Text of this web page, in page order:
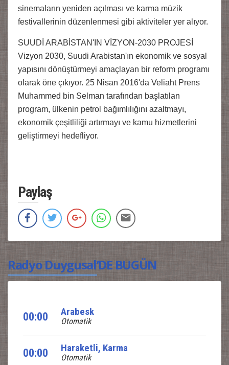
sinemaların yeniden açılması ve karma müzik
festivallerinin düzenlenmesi gibi aktiviteler yer alıyor.
SUUDİ ARABİSTAN'IN VİZYON-2030 PROJESİ
Vizyon 2030, Suudi Arabistan'ın ekonomik ve sosyal
yapısını dönüştürmeyi amaçlayan bir reform programı
olarak öne çıkıyor. 25 Nisan 2016'da Veliaht Prens
Muhammed bin Selman tarafından başlatılan
program, ülkenin petrol bağımlılığını azaltmayı,
ekonomik çeşitliliği artırmayı ve kamu hizmetlerini
geliştirmeyi hedefliyor.
Paylaş
Radyo Duygusal’DE BUGÜN
00:00 Arabesk
Otomatik
00:00 Haraketli, Karma
Otomatik